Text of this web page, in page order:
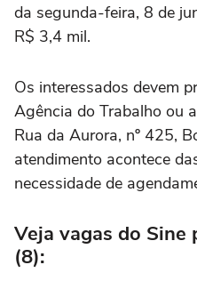
da segunda-feira, 8 de
R$ 3,4 mil.
Os interessados devem
Agência do Trabalho ou
Rua da Aurora, nº 425,
atendimento acontece
necessidade de
Veja vagas do Sine
(8):